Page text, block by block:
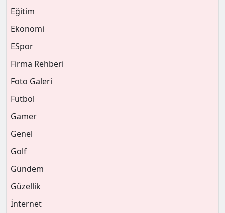
Eğitim
Ekonomi
ESpor
Firma Rehberi
Foto Galeri
Futbol
Gamer
Genel
Golf
Gündem
Güzellik
İnternet